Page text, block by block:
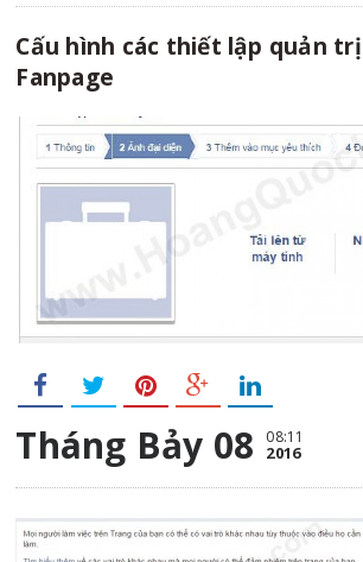
Cấu hình các thiết lập quản
Fanpage
Tháng Bảy 08 08:11
2016